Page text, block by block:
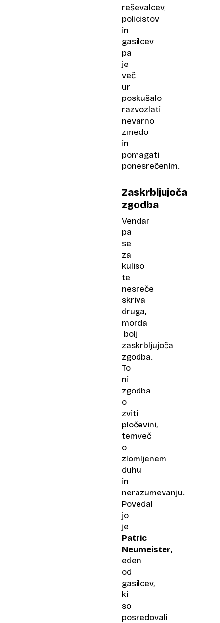
reševalcev,
policistov
in
gasilcev
pa
je
več
ur
poskušalo
razvozlati
nevarno
zmedo
in
pomagati
ponesrečenim.
Zaskrbljujoča
zgodba
Vendar
pa
se
za
kuliso
te
nesreče
skriva
druga,
morda
bolj
zaskrbljujoča
zgodba.
To
ni
zgodba
o
zviti
pločevini,
temveč
o
zlomljenem
duhu
in
nerazumevanju.
Povedal
jo
je
Patric
Neumeister,
eden
od
gasilcev,
ki
so
posredovali